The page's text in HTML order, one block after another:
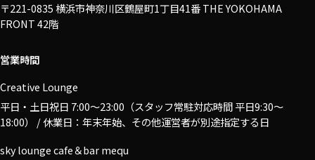
〒221-0835 横浜市神奈川区鶴屋町1丁目41番 THE YOKOHAMA
FRONT 42階
営業時間
Creative Lounge
平日・土日祝日 7:00〜23:00（スタッフ常駐対応時間 平日9:30～
18:00） / 休業日：年末年始、その他運営者が別途指定する日
sky lounge cafe＆bar mequ